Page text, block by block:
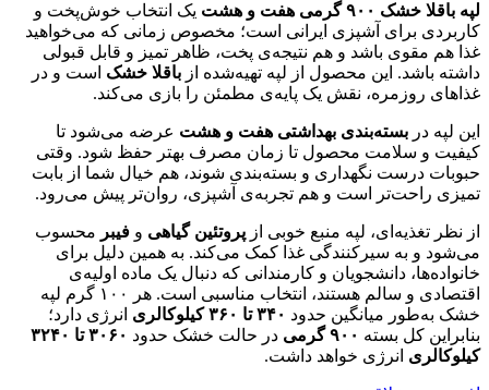
لپه باقلا خشک ۹۰۰ گرمی هفت و هشت
یک انتخاب خوش‌پخت و
کاربردی برای آشپزی ایرانی است؛ مخصوص زمانی که می‌خواهید
غذا هم مقوی باشد و هم نتیجه‌ی پخت، ظاهر تمیز و قابل قبولی
داشته باشد. این محصول از لپه تهیه‌شده از باقلا خشک است و در
غذاهای روزمره، نقش یک پایه‌ی مطمئن را بازی می‌کند.
این لپه در بسته‌بندی بهداشتی هفت و هشت عرضه می‌شود تا
کیفیت و سلامت محصول تا زمان مصرف بهتر حفظ شود. وقتی
حبوبات درست نگهداری و بسته‌بندی شوند، هم خیال شما از بابت
تمیزی راحت‌تر است و هم تجربه‌ی آشپزی، روان‌تر پیش می‌رود.
از نظر تغذیه‌ای، لپه منبع خوبی از پروتئین گیاهی و فیبر محسوب
می‌شود و به سیرکنندگی غذا کمک می‌کند. به همین دلیل برای
خانواده‌ها، دانشجویان و کارمندانی که دنبال یک ماده اولیه‌ی
اقتصادی و سالم هستند، انتخاب مناسبی است. هر ۱۰۰ گرم لپه
خشک به‌طور میانگین حدود ۳۴۰ تا ۳۶۰ کیلوکالری
انرژی دارد؛
بنابراین کل بسته ۹۰۰ گرمی در حالت خشک حدود
۳۰۶۰ تا ۳۲۴۰
کیلوکالری انرژی خواهد داشت.